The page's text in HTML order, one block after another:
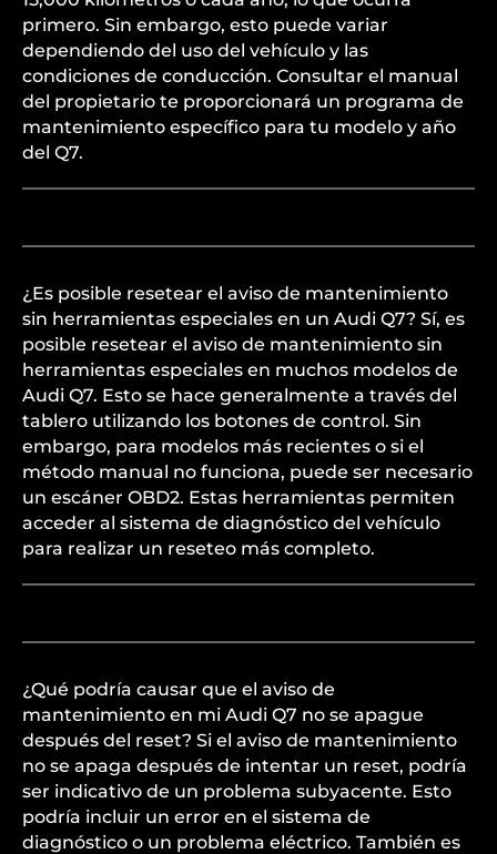
primero. Sin embargo, esto puede variar
dependiendo del uso del vehículo y las
condiciones de conducción. Consultar el manual
del propietario te proporcionará un programa de
mantenimiento específico para tu modelo y año
del Q7.
¿Es posible resetear el aviso de mantenimiento
sin herramientas especiales en un Audi Q7? Sí, es
posible resetear el aviso de mantenimiento sin
herramientas especiales en muchos modelos de
Audi Q7. Esto se hace generalmente a través del
tablero utilizando los botones de control. Sin
embargo, para modelos más recientes o si el
método manual no funciona, puede ser necesario
un escáner OBD2. Estas herramientas permiten
acceder al sistema de diagnóstico del vehículo
para realizar un reseteo más completo.
¿Qué podría causar que el aviso de
mantenimiento en mi Audi Q7 no se apague
después del reset? Si el aviso de mantenimiento
no se apaga después de intentar un reset, podría
ser indicativo de un problema subyacente. Esto
podría incluir un error en el sistema de
diagnóstico o un problema eléctrico. También es